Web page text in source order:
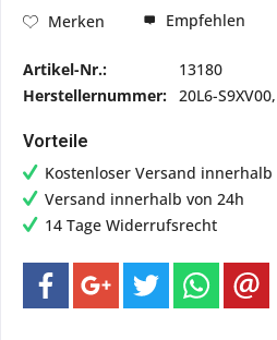
Merken Empfehlen
Artikel-Nr.:
13180
Herstellernummer: 20L6-
Vorteile
Kostenloser Versand innerhalb
Versand innerhalb von 24h
14 Tage Widerrufsrecht